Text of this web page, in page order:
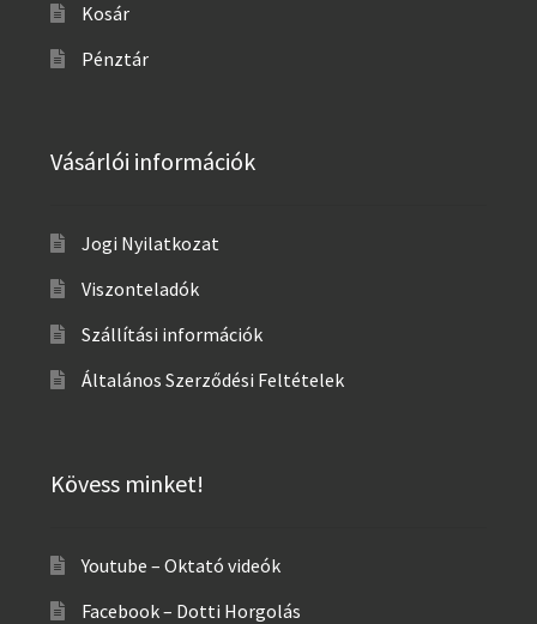
Kosár
Pénztár
Vásárlói információk
Jogi Nyilatkozat
Viszonteladók
Szállítási információk
Általános Szerződési Feltételek
Kövess minket!
Youtube – Oktató videók
Facebook – Dotti Horgolás